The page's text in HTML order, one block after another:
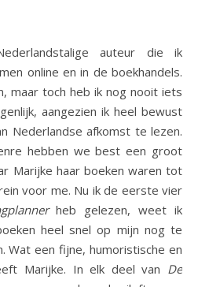
auteur die ik
online en in de boekhandels.
maar toch heb ik nog nooit iets
aangezien ik heel bewust
Nederlandse afkomst te lezen.
hebben we best een groot
Marijke haar boeken waren tot
voor me. Nu ik de eerste vier
heb gelezen, weet ik
heel snel op mijn nog te
Wat een fijne, humoristische en
Marijke. In elk deel van De